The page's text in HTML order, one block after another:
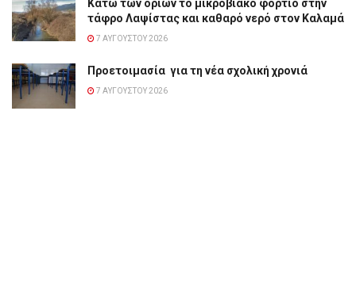
Κάτω των ορίων το μικροβιακό φορτίο στην
τάφρο Λαψίστας και καθαρό νερό στον Καλαμά
7 ΑΥΓΟΎΣΤΟΥ 2026
Προετοιμασία για τη νέα σχολική χρονιά
7 ΑΥΓΟΎΣΤΟΥ 2026